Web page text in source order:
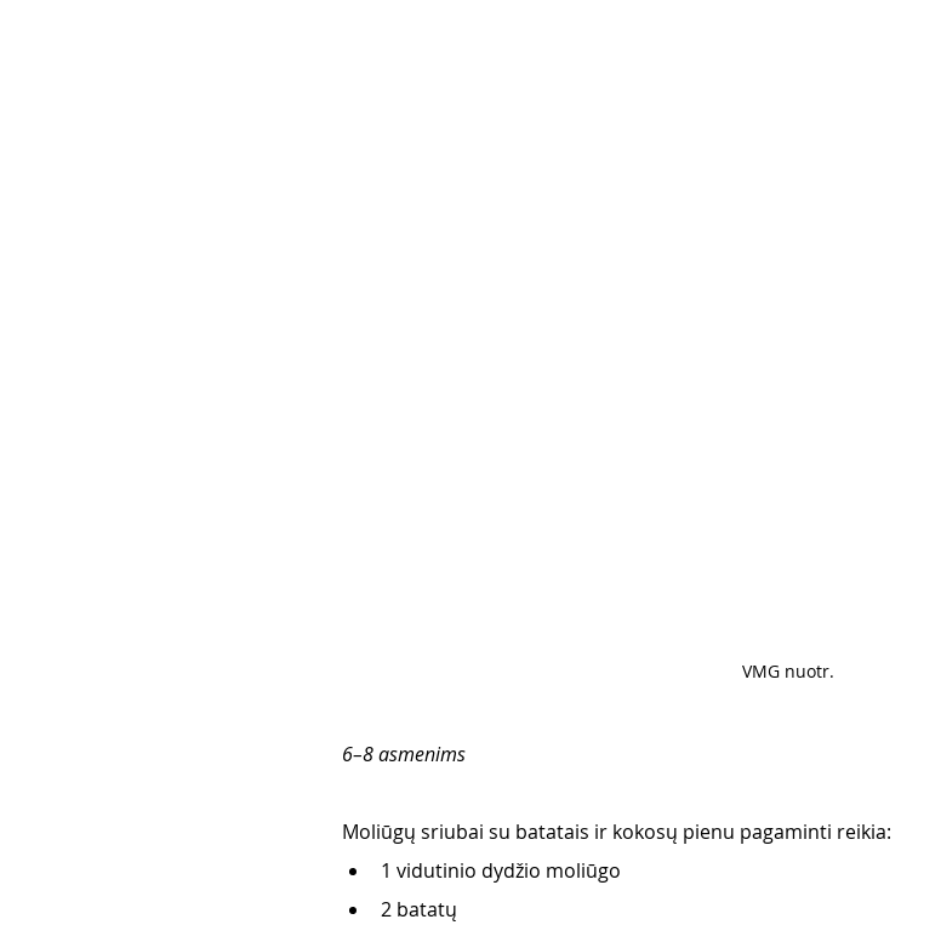
VMG nuotr.
6–8 asmenims
Moliūgų sriubai su batatais ir kokosų pienu pagaminti reikia:
1 vidutinio dydžio moliūgo
2 batatų